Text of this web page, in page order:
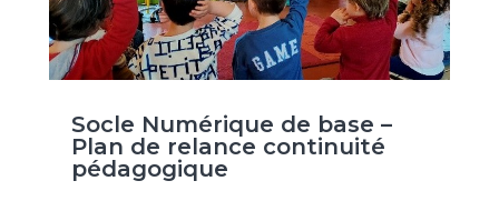
Socle Numérique de base –
Plan de relance continuité
pédagogique